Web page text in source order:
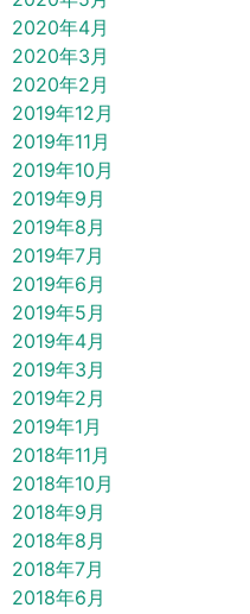
2020年4月
2020年3月
2020年2月
2019年12月
2019年11月
2019年10月
2019年9月
2019年8月
2019年7月
2019年6月
2019年5月
2019年4月
2019年3月
2019年2月
2019年1月
2018年11月
2018年10月
2018年9月
2018年8月
2018年7月
2018年6月